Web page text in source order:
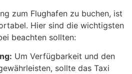
zum Flughafen zu buchen, ist
Hier sind die wichtigsten
beachten sollten:
Um Verfügbarkeit und den
sollte das Taxi